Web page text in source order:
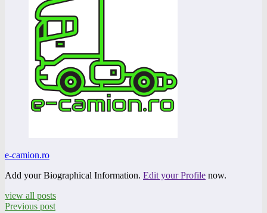
e-camion.ro
Add your Biographical Information. Edit your Profile now.
view all posts
Previous post